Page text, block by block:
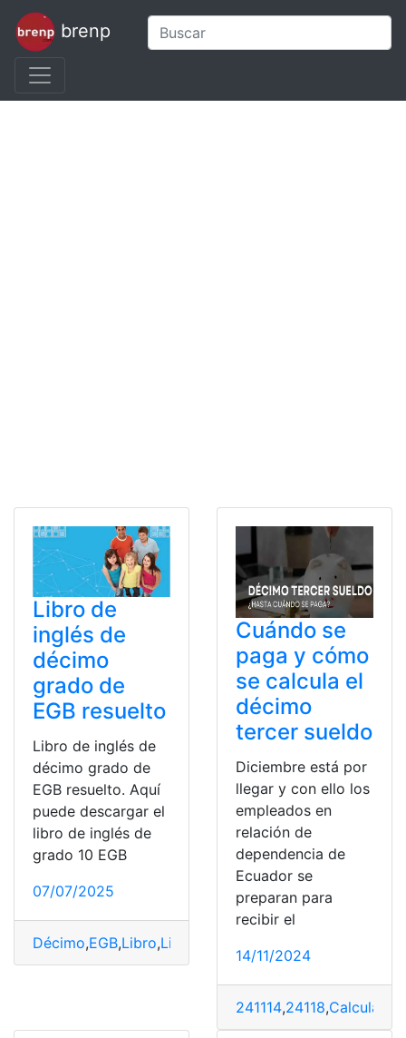
brenp
Libro de
inglés de
décimo
grado de
EGB resuelto
Libro de inglés de
décimo grado de
EGB resuelto. Aquí
puede descargar el
libro de inglés de
grado 10 EGB
07/07/2025
Décimo,EGB,Libro,Libro de inglés
Cuándo se
paga y cómo
se calcula el
décimo
tercer sueldo
Diciembre está por
llegar y con ello los
empleados en
relación de
dependencia de
Ecuador se
preparan para
recibir el
14/11/2024
241114,24118,Calcula